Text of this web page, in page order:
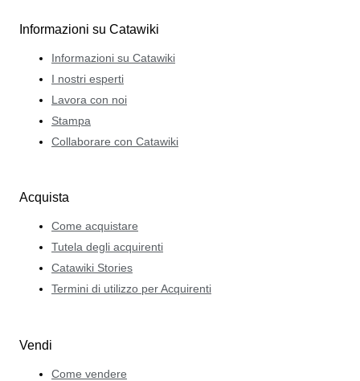
Informazioni su Catawiki
Informazioni su Catawiki
I nostri esperti
Lavora con noi
Stampa
Collaborare con Catawiki
Acquista
Come acquistare
Tutela degli acquirenti
Catawiki Stories
Termini di utilizzo per Acquirenti
Vendi
Come vendere